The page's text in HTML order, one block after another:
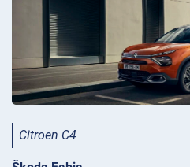
Citroen C4